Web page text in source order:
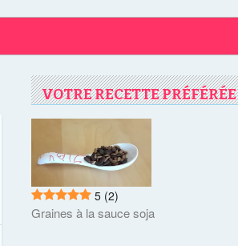
VOTRE RECETTE PRÉFÉRÉE
5 (2)
Graines à la sauce soja